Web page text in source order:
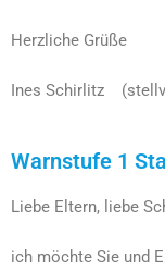
Herzliche Grüße
Ines Schirlitz
Warnstufe 1
Liebe Eltern, liebe
ich möchte Sie und